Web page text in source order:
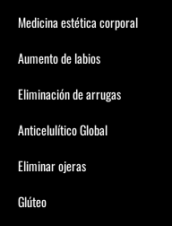
Medicina estética corporal
Aumento de labios
Eliminación de arrugas
Anticelulítico Global
Eliminar ojeras
Glúteo